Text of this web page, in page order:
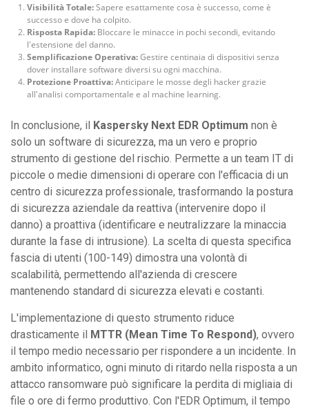
Visibilità Totale:Sapere esattamente cosa è successo, come è
successo e dove ha colpito.
Risposta Rapida: Bloccare le minacce in pochi secondi, evitando
l'estensione del danno.
Semplificazione Operativa:Gestire centinaia di dispositivi senza
dover installare software diversi su ogni macchina.
Protezione Proattiva:Anticipare le mosse degli hacker grazie
all'analisi comportamentale e al machine learning.
In conclusione, il Kaspersky Next EDR Optimum non è
solo un software di sicurezza, ma un vero e proprio
strumento di gestione del rischio. Permette a un team IT di
piccole o medie dimensioni di operare con l'efficacia di un
centro di sicurezza professionale, trasformando la postura
di sicurezza aziendale da reattiva (intervenire dopo il
danno) a proattiva (identificare e neutralizzare la minaccia
durante la fase di intrusione). La scelta di questa specifica
fascia di utenti (100-149) dimostra una volontà di
scalabilità, permettendo all'azienda di crescere
mantenendo standard di sicurezza elevati e costanti.
L'implementazione di questo strumento riduce
drasticamente il MTTR (Mean Time To Respond), ovvero
il tempo medio necessario per rispondere a un incidente. In
ambito informatico, ogni minuto di ritardo nella risposta a un
attacco ransomware può significare la perdita di migliaia di
file o ore di fermo produttivo. Con l'EDR Optimum, il tempo